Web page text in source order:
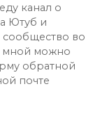
канал о
Ютуб и
сообщество во
мной можно
обратной
почте